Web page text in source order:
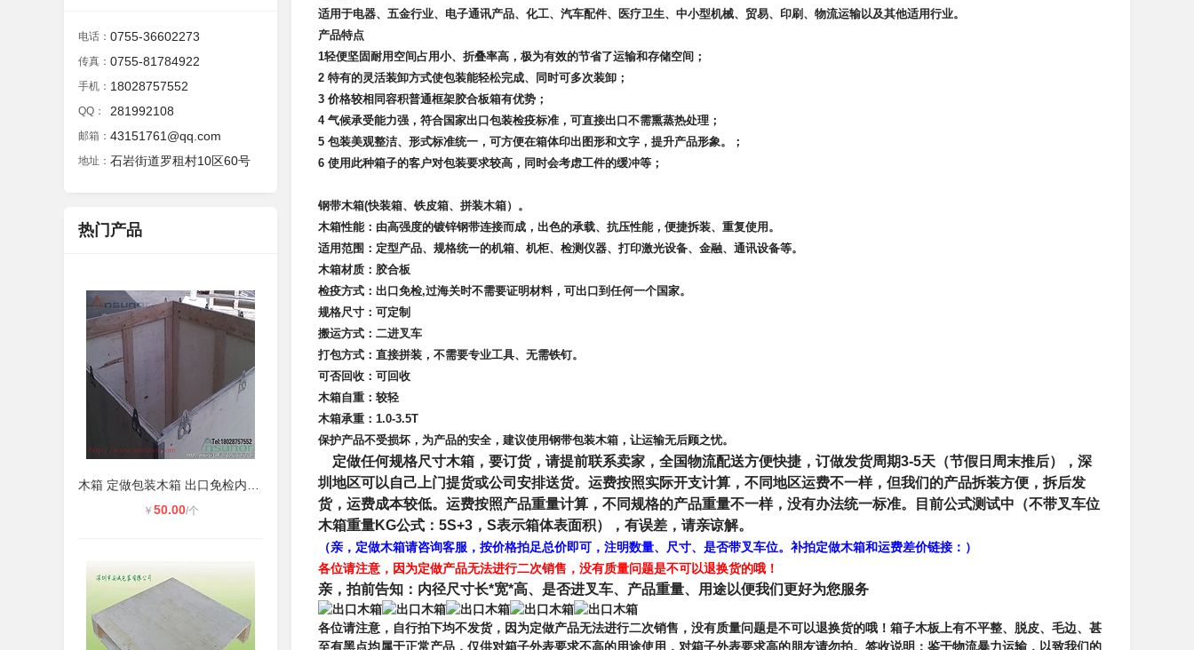
电话： 0755-36602273
传真： 0755-81784922
手机： 18028757552
QQ： 281992108
邮箱： 43151761@qq.com
地址： 石岩街道罗租村10区60号
热门产品
￥ 50.00/个
适用于电器、五金行业、电子通讯产品、化工、汽车配件、医疗卫生、中小型机械、贸易、印刷、物流运输以及其他适用行业。
产品特点
1轻便坚固耐用 空间占用小、折叠率高，极为有效的节省了运输和存储空间；
2 特有的灵活装卸方式使包装能轻松完成、同时可多次装卸；
3 价格较相同容积普通框架胶合板箱有优势；
4 气候承受能力强，符合国家出口包装检疫标准，可直接出口不需熏蒸热处理；
5 包装美观整洁、形式标准统一，可方便在箱体印出图形和文字，提升产品形象。；
6 使用此种箱子的客户对包装要求较高，同时会考虑工件的缓冲等；
钢带木箱(快装箱、铁皮箱、拼装木箱）。
木箱性能：由高强度的镀锌钢带连接而成，出色的承载、抗压性能，便捷拆装、重复使用。
适用范围：定型产品、规格统一的机箱、机柜、检测仪器、打印激光设备、金融、通讯设备等。
木箱材质：胶合板
检疫方式：出口免检,过海关时不需要证明材料，可出口到任何一个国家。
规格尺寸：可定制
搬运方式：二进叉车
打包方式：直接拼装，不需要专业工具、无需铁钉。
可否回收：可回收
木箱自重：较轻
木箱承重：1.0-3.5T
保护产品不受损坏，为产品的安全，建议使用钢带包装木箱，让运输无后顾之忧。
定做任何规格尺寸木箱，要订货，请提前联系卖家，全国物流配送方便快捷，订做发货周期3-5天（节假日周末推后），深
圳地区可以自己上门提货或公司安排送货。运费按照实际开支计算，不同地区运费不一样，但我们的产品拆装方便，拆后发
货，运费成本较低。运费按照产品重量计算，不同规格的产品重量不一样，没有办法统一标准。目前公式测试中（不带叉车位
木箱重量KG公式：5S+3，S表示箱体表面积），有误差，请亲谅解。
（亲，定做木箱请咨询客服，按价格拍足总价即可，注明数量、尺寸、是否带叉车位。补拍定做木箱和运费差价链接： ）
各位请注意，因为定做产品无法进行二次销售，没有质量问题是不可以退换货的哦！
亲，拍前告知：内径尺寸长*宽*高、是否进叉车、产品重量、用途以便我们更好为您服务
各位请注意，自行拍下均不发货，因为定做产品无法进行二次销售，没有质量问题是不可以退换货的哦！箱子木板上有不平整、脱皮、毛边、甚
至有黑点均属于正常产品，仅供对箱子外表要求不高的用途使用，对箱子外表要求高的朋友请勿拍。签收说明：鉴于物流暴力运输，以致我们的